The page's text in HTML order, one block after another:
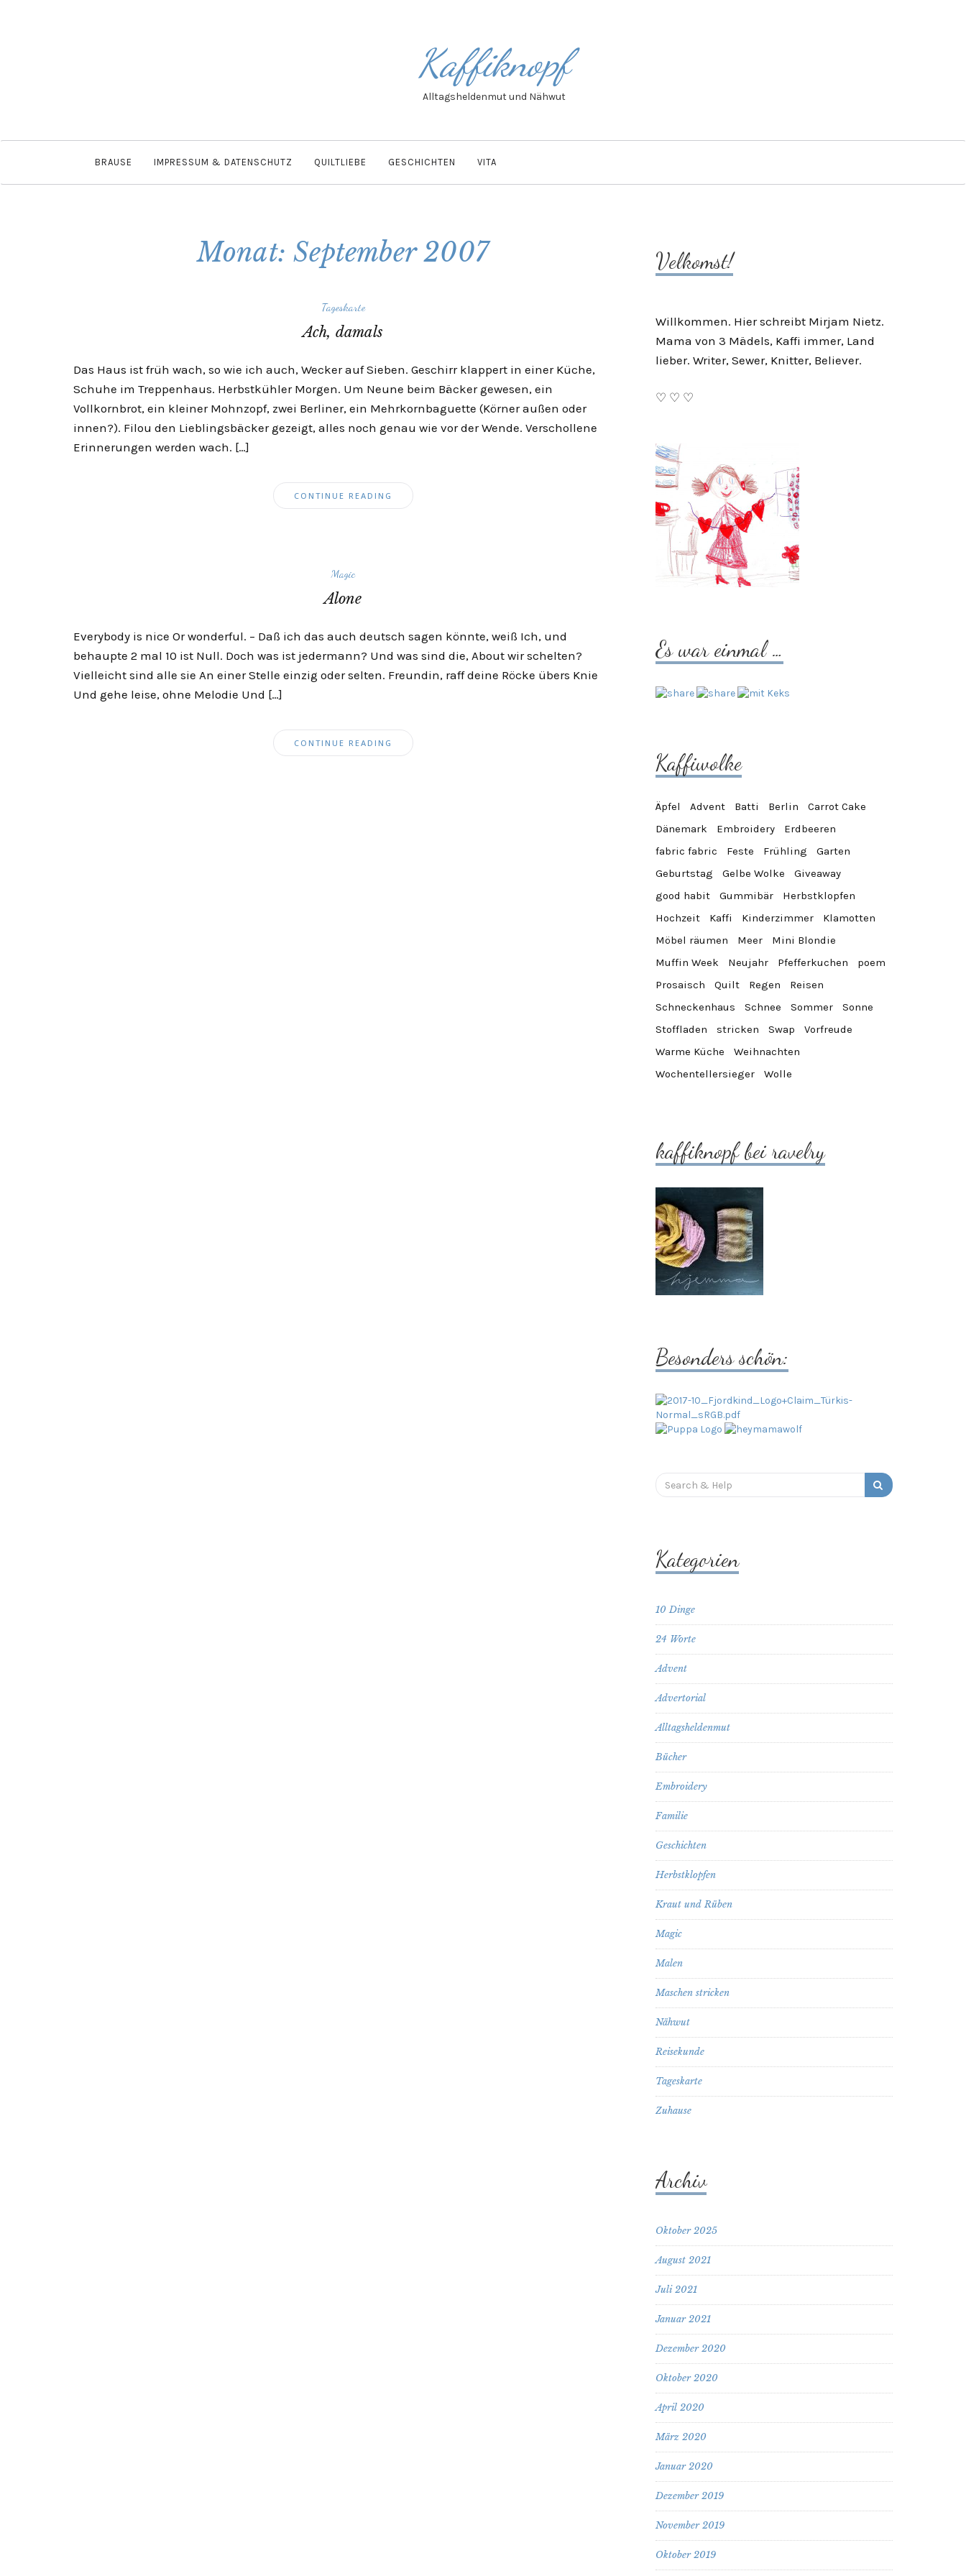
Kaffiknopf
Alltagsheldenmut und Nähwut
BRAUSE IMPRESSUM & DATENSCHUTZ QUILTLIEBE GESCHICHTEN VITA
Monat: September 2007
Tageskarte
Ach, damals
Das Haus ist früh wach, so wie ich auch, Wecker auf Sieben. Geschirr klappert in einer Küche,
Schuhe im Treppenhaus. Herbstkühler Morgen. Um Neune beim Bäcker gewesen, ein
Vollkornbrot, ein kleiner Mohnzopf, zwei Berliner, ein Mehrkornbaguette (Körner außen oder
innen?). Filou den Lieblingsbäcker gezeigt, alles noch genau wie vor der Wende. Verschollene
Erinnerungen werden wach. […]
CONTINUE READING
Magic
Alone
Everybody is nice Or wonderful. – Daß ich das auch deutsch sagen könnte, weiß Ich, und
behaupte 2 mal 10 ist Null. Doch was ist jedermann? Und was sind die, About wir schelten?
Vielleicht sind alle sie An einer Stelle einzig oder selten. Freundin, raff deine Röcke übers Knie
Und gehe leise, ohne Melodie Und […]
CONTINUE READING
Velkomst!
Willkommen. Hier schreibt Mirjam Nietz.
Mama von 3 Mädels, Kaffi immer, Land
lieber. Writer, Sewer, Knitter, Believer.
♡ ♡ ♡
Es war einmal …
Kaffiwolke
Äpfel Advent Batti Berlin
Carrot Cake
Dänemark
Embroidery
Erdbeeren
fabric fabric
Feste Frühling
Garten
Geburtstag
Gelbe Wolke
Giveaway
good habit
Gummibär
Herbstklopfen
Hochzeit
Kaffi Kinderzimmer
Klamotten
Möbel räumen
Meer
Mini Blondie
Muffin Week
Neujahr Pfefferkuchen
poem
Prosaisch
Quilt Regen
Reisen
Schneckenhaus
Schnee Sommer
Sonne
Stoffladen
stricken Swap
Vorfreude
Warme Küche
Weihnachten
Wochentellersieger
Wolle
kaffiknopf bei ravelry
Besonders schön:
Search
for:
Kategorien
10 Dinge
24 Worte
Advent
Advertorial
Alltagsheldenmut
Bücher
Embroidery
Familie
Geschichten
Herbstklopfen
Kraut und Rüben
Magic
Malen
Maschen stricken
Nähwut
Reisekunde
Tageskarte
Zuhause
Archiv
Oktober 2025
August 2021
Juli 2021
Januar 2021
Dezember 2020
Oktober 2020
April 2020
März 2020
Januar 2020
Dezember 2019
November 2019
Oktober 2019